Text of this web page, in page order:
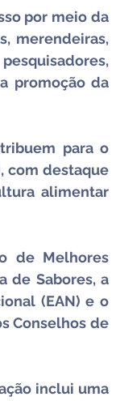
merendeiras,
promoção da
para o
com destaque
alimentar
de Melhores
de Sabores, a
(EAN) e o
Conselhos de
inclui uma